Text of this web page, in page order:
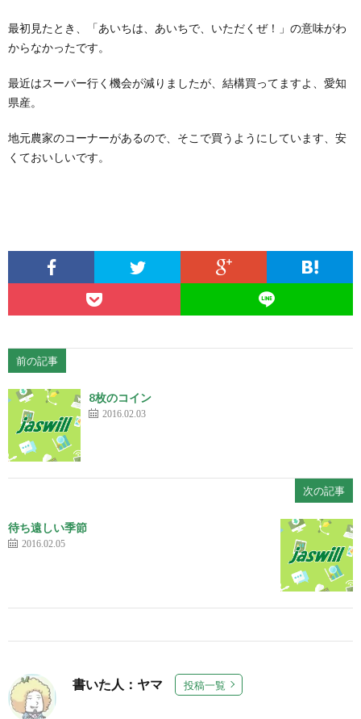
最初見たとき、「あいちは、あいちで、いただくぜ！」の意味がわ
からなかったです。
最近はスーパー行く機会が減りましたが、結構買ってますよ、愛知
県産。
地元農家のコーナーがあるので、そこで買うようにしています、安
くておいしいです。
前の記事
8枚のコイン
2016.02.03
次の記事
待ち遠しい季節
2016.02.05
書いた人：ヤマ 投稿一覧